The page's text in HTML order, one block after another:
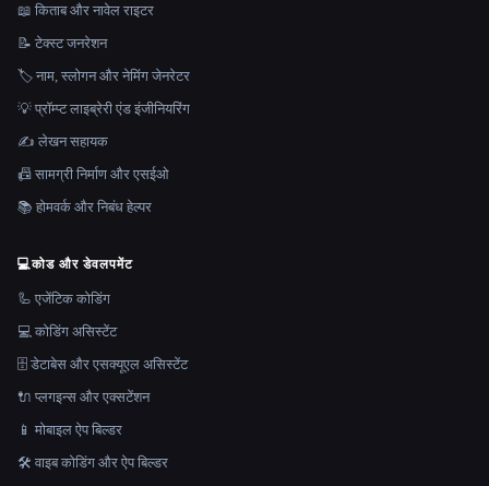
📖 किताब और नावेल राइटर
📝 टेक्स्ट जनरेशन
🏷️ नाम, स्लोगन और नेमिंग जेनरेटर
💡 प्रॉम्प्ट लाइब्रेरी एंड इंजीनियरिंग
✍️ लेखन सहायक
📠 सामग्री निर्माण और एसईओ
📚 होमवर्क और निबंध हेल्पर
💻कोड और डेवलपमेंट
🦾 एजेंटिक कोडिंग
💻 कोडिंग असिस्टेंट
🗄️ डेटाबेस और एसक्यूएल असिस्टेंट
🔌 प्लगइन्स और एक्सटेंशन
📱 मोबाइल ऐप बिल्डर
🛠️ वाइब कोडिंग और ऐप बिल्डर